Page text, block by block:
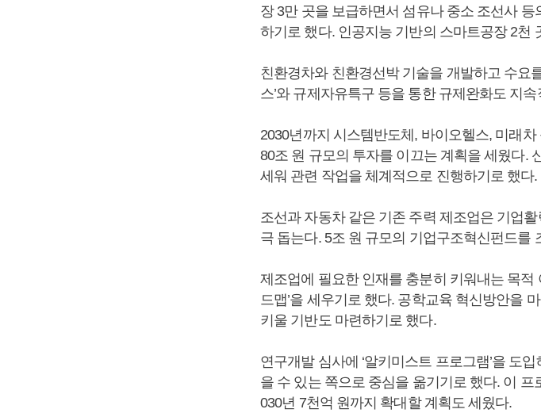
장 3만 곳을 보급하면서 섬유나 중소 조선사
하기로 했다. 인공지능 기반의 스마트공장 2천
친환경차와 친환경선박 기술을 개발하고 수요
스’와 규제자유특구 등을 통한 규제완화도 지
2030년까지 시스템반도체, 바이오헬스, 미래
80조 원 규모의 투자를 이끄는 계획을 세웠다.
세워 관련 작업을 체계적으로 진행하기로 했다.
조선과 자동차 같은 기존 주력 제조업은 기업
극 돕는다. 5조 원 규모의 기업구조혁신펀드를
제조업에 필요한 인재를 충분히 키워내는 목적
드맵’을 세우기로 했다. 공학교육 혁신방안을
키울 기반도 마련하기로 했다.
연구개발 심사에 ‘알키미스트 프로그램’을 도
을 수 있는 쪽으로 중심을 옮기기로 했다. 이
030년 7천억 원까지 확대할 계획도 세웠다.